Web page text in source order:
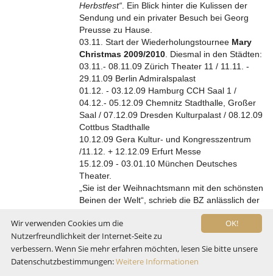
Herbstfest“ . Ein Blick hinter die Kulissen der
Sendung und ein privater Besuch bei Georg
Preusse zu Hause.
03.11. Start der Wiederholungstournee Mary
Christmas 2009/2010 . Diesmal in den Städten:
03.11.- 08.11.09 Zürich Theater 11 / 11.11. -
29.11.09 Berlin Admiralspalast
01.12. - 03.12.09 Hamburg CCH Saal 1 /
04.12.- 05.12.09 Chemnitz Stadthalle, Großer
Saal / 07.12.09 Dresden Kulturpalast / 08.12.09
Cottbus Stadthalle
10.12.09 Gera Kultur- und Kongresszentrum
/11.12. + 12.12.09 Erfurt Messe
15.12.09 - 03.01.10 München Deutsches
Theater.
„Sie ist der Weihnachtsmann mit den schönsten
Beinen der Welt“, schrieb die BZ anlässlich der
Premiere von MARY Christmas im November
2007. Es folgten acht Wochen lang
ausverkaufte Vorstellungen im Berliner
Admiralspalast. Mit stehenden Ovationen und
frenetischem Applaus dankte das begeisterte
OK!
Wir verwenden Cookies um die
Nutzerfreundlichkeit der Internet-Seite zu
verbessern. Wenn Sie mehr erfahren möchten, lesen Sie bitte unsere
Datenschutzbestimmungen:Weitere Informationen